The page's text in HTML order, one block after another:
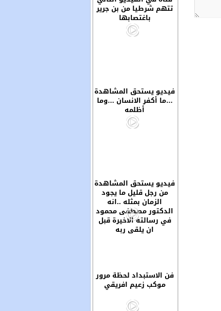
تتهم شرطيا من بن جرير
باغتصابها
فيديو يستحق المشاهدة
…ما أكفر الانسان …وما
أظلمه
فيديو يستحق المشاهدة
من رجل قليل ما يجود
الزمان بمثله ..انه
الدكتور مصطفى محمود
في رسالته الاخيرة قبل
ان يلقى ربه
فن الاستبداد لحظة مرور
موكب زعيم افريقي